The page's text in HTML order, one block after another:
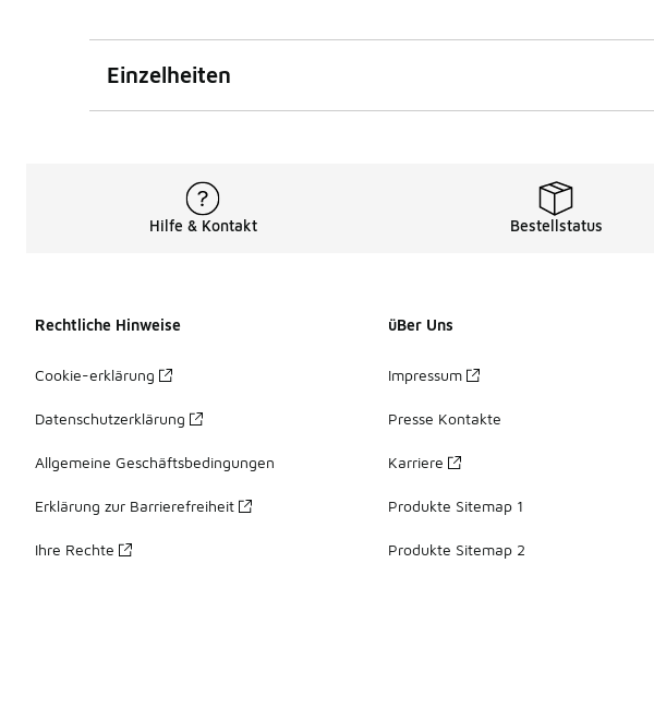
Einzelheiten
Hilfe & Kontakt Bestellstatus
Rechtliche Hinweise
Cookie-erklärung
Datenschutzerklärung
Allgemeine Geschäftsbedingungen
Erklärung zur Barrierefreiheit
Ihre Rechte
üBer Uns
Impressum
Presse Kontakte
Karriere
Produkte Sitemap 1
Produkte Sitemap 2